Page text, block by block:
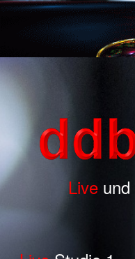
Live und